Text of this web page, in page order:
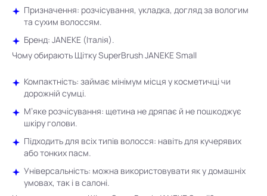
Призначення: розчісування, укладка, догляд за вологим
та сухим волоссям.
Бренд: JANEKE (Італія).
Чому обирають Щітку SuperBrush JANEKE Small
Компактність: займає мінімум місця у косметичці чи
дорожній сумці.
М’яке розчісування: щетина не дряпає й не пошкоджує
шкіру голови.
Підходить для всіх типів волосся: навіть для кучерявих
або тонких пасм.
Універсальність: можна використовувати як у домашніх
умовах, так і в салоні.